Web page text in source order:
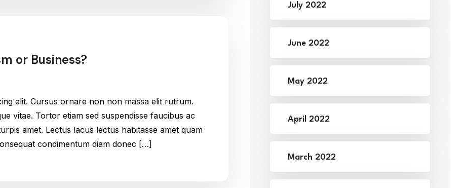
or Business?
elit. Cursus ornare non non massa elit rutrum.
vitae. Tortor etiam sed suspendisse faucibus ac
amet. Lectus lacus lectus habitasse amet quam
condimentum diam donec […]
July 2022
June 2022
May 2022
April 2022
March 2022